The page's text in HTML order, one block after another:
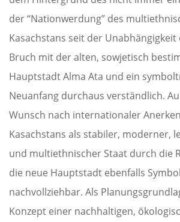
der “Nationwerdung” des
Kasachstans seit der
Bruch mit der alten, sowjetisch
Hauptstadt Alma Ata und ein
Neuanfang durchaus verständlich.
Wunsch nach internationaler
Kasachstans als stabiler, moderner,
und multiethnischer Staat durch die
die neue Hauptstadt ebenfalls
nachvollziehbar. Als
Konzept einer nachhaltigen,